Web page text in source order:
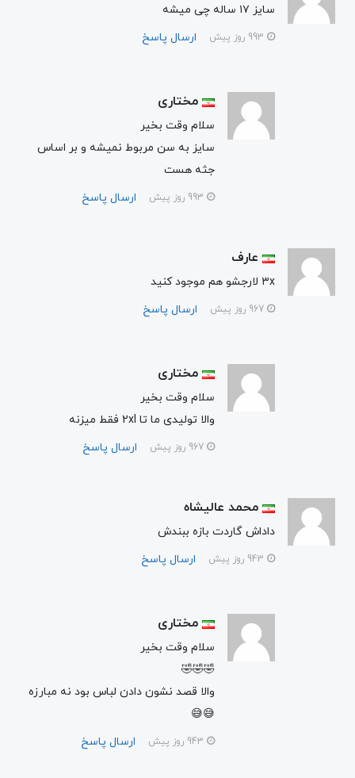
سایز ۱۷ ساله چی میشه
ارسال پاسخ
مختاری
سلام وقت بخیر
سایز به سن مربوط نمیشه و بر اساس
جثه هست
ارسال پاسخ
عارف
۳x لارجشو هم موجود کنید
ارسال پاسخ
مختاری
سلام وقت بخیر
والا تولیدی ما تا 2xl فقط میزنه
ارسال پاسخ
محمد عالیشاه
داداش گاردت بازه ببندش
ارسال پاسخ
مختاری
سلام وقت بخیر
🤣🤣🤣
والا قصد نشون دادن لباس بود نه مبارزه
😅😅
ارسال پاسخ